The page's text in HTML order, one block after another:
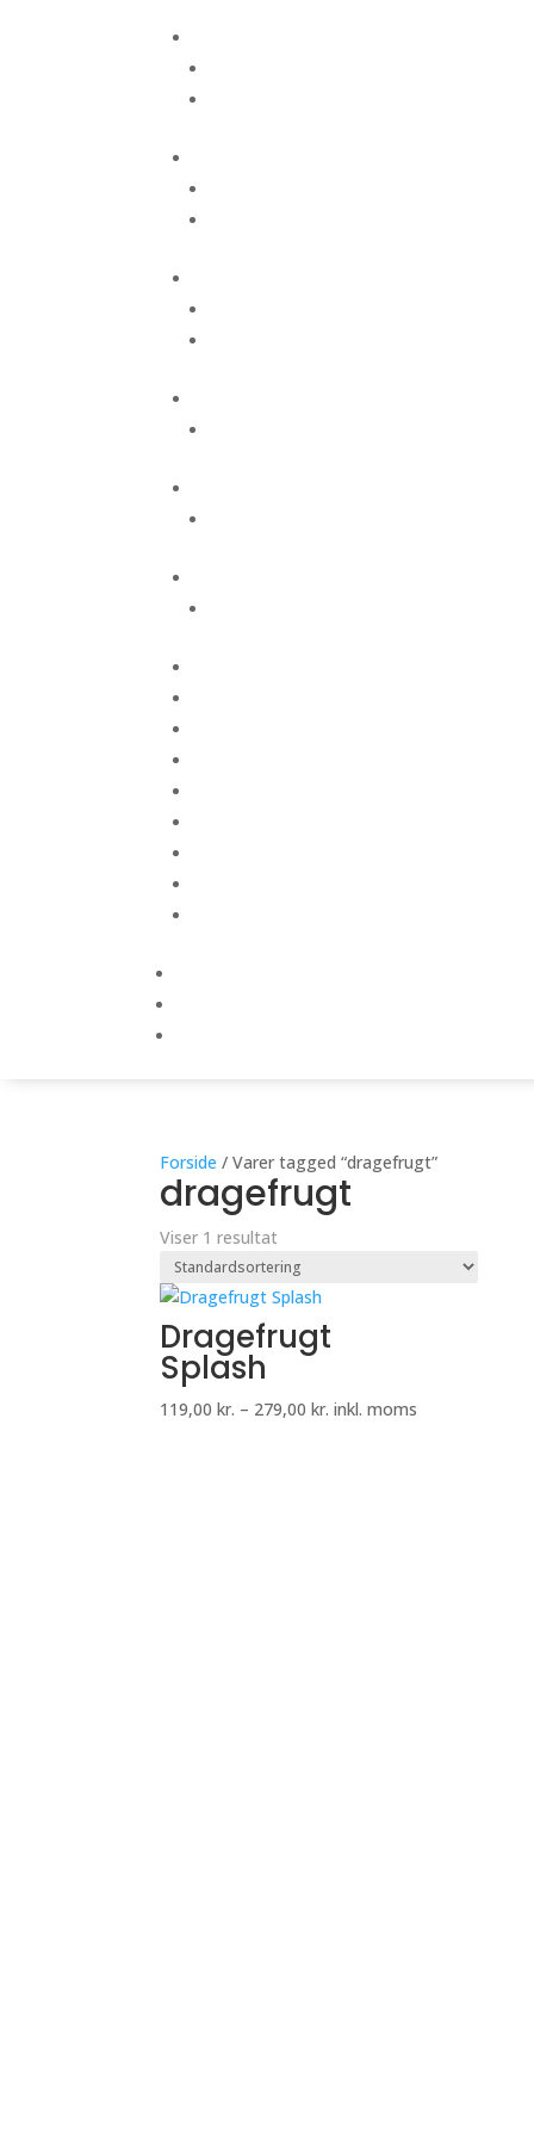
Forside / Varer tagged “dragefrugt”
dragefrugt
Viser 1 resultat
Dragefrugt
Splash
119,00kr. – 279,00kr. Prisinterval:
inkl. moms